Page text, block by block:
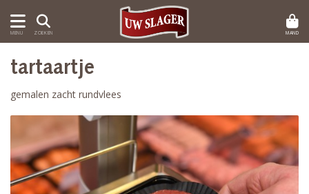
MENU ZOEKEN MAND
tartaartje
gemalen zacht rundvlees